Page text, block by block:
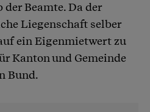
Beamte. Da der
Liegenschaft selber
ein Eigenmietwert zu
Kanton und Gemeinde
Bund.